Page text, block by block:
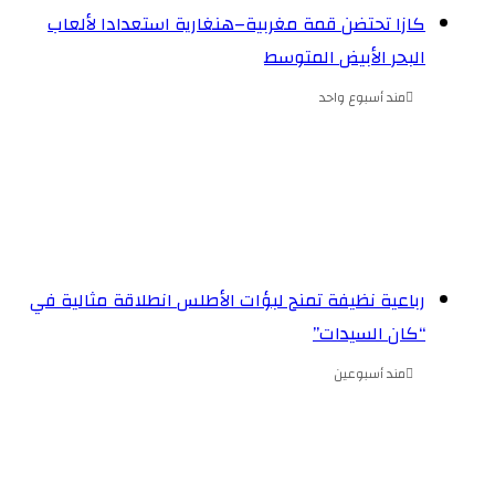
كازا تحتضن قمة مغربية–هنغارية استعدادا لألعاب
البحر الأبيض المتوسط
مند أسبوع واحد
رباعية نظيفة تمنح لبؤات الأطلس انطلاقة مثالية في
“كان السيدات”
مند أسبوعين